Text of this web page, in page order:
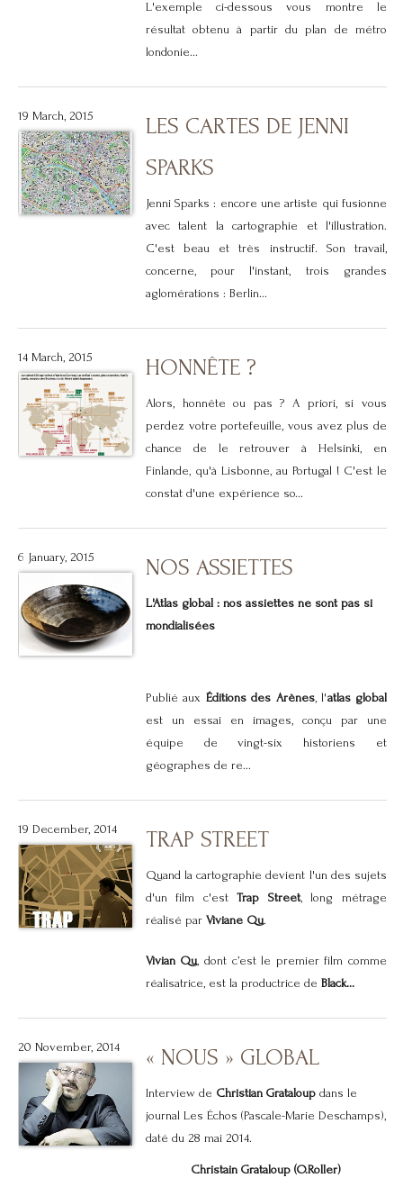
L'exemple ci-dessous vous montre le
résultat obtenu à partir du plan de métro
londonie...
19 March, 2015
LES CARTES DE JENNI
SPARKS
Jenni Sparks : encore une artiste qui fusionne
avec talent la cartographie et l'illustration.
C'est beau et très instructif. Son travail,
concerne, pour l'instant, trois grandes
aglomérations : Berlin...
14 March, 2015 HONNÊTE ?
Alors, honnête ou pas ? A priori, si vous
perdez votre portefeuille, vous avez plus de
chance de le retrouver à Helsinki, en
Finlande, qu'à Lisbonne, au Portugal ! C'est le
constat d'une expérience so...
6 January, 2015 NOS ASSIETTES
L'Atlas global : nos assiettes ne sont pas si
mondialisées
Publié aux Éditions des Arènes, l'atlas global
est un essai en images, conçu par une
équipe de vingt-six historiens et
géographes de re...
19 December, 2014 TRAP STREET
Quand la cartographie devient l'un des sujets
d'un film c'estTrap Street, long métrage
réalisé parViviane Qu.
Vivian Qu, dont c’est le premier film comme
réalisatrice, est la productrice de Black...
20 November, 2014 « NOUS » GLOBAL
Interview de Christian Grataloupdans le
journal Les Échos (Pascale-Marie Deschamps),
daté du 28 mai 2014.
Christain Grataloup (O.Roller)